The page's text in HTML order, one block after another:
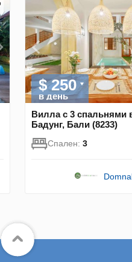
$ 250
в день
Вилла с 3 спальнями
Бадунг, Бали (8233)
Спален: 3